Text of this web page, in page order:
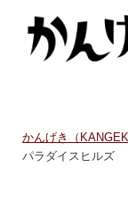
かんげき（
パラダイスヒルズ